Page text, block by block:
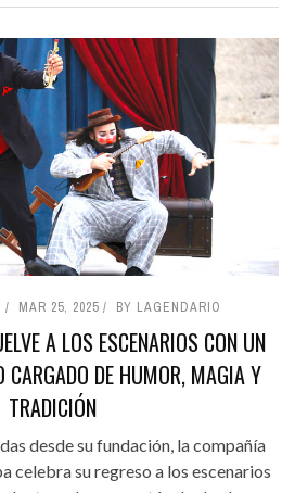
MAR 25, 2025 BY LAGENDARIO
A LOS ESCENARIOS CON UN
CARGADO DE HUMOR, MAGIA Y
TRADICIÓN
desde su fundación, la compañía
celebra su regreso a los escenarios